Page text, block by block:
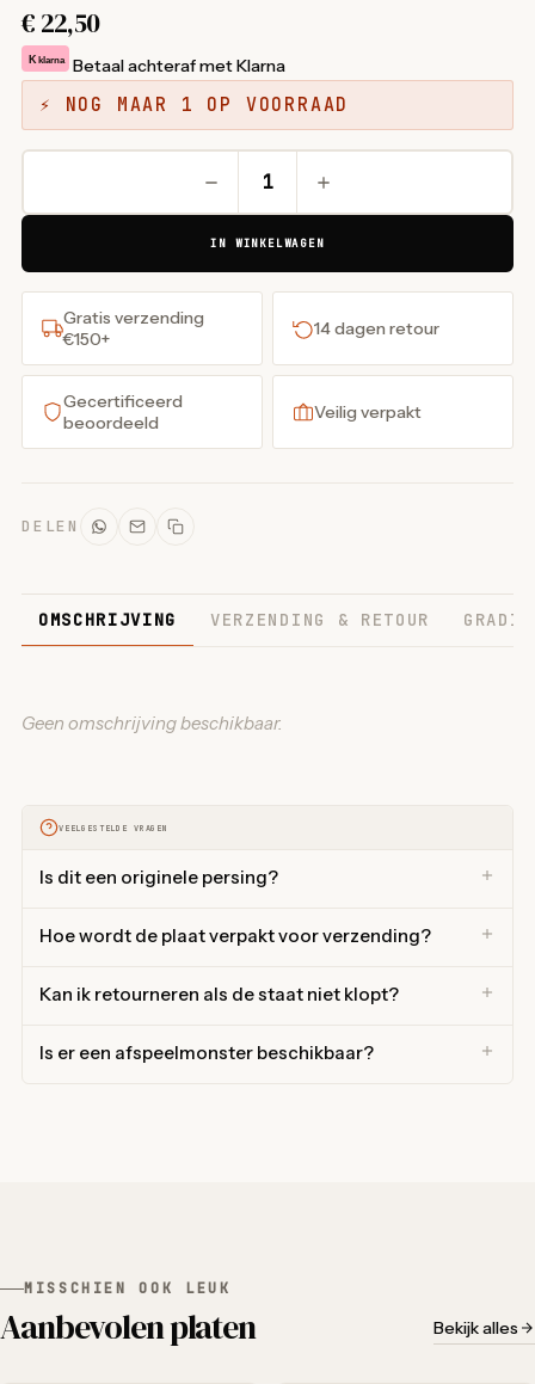
€ 22,50
K klarna Betaal achteraf met Klarna
⚡ NOG MAAR 1 OP VOORRAAD
IN WINKELWAGEN
Gratis verzending
€150+
14 dagen retour
Gecertificeerd
beoordeeld
Veilig verpakt
DELEN
OMSCHRIJVING VERZENDING & RETOUR
Geen omschrijving beschikbaar.
VEELGESTELDE VRAGEN
Is dit een originele persing?
Hoe wordt de plaat verpakt voor verzending?
Kan ik retourneren als de staat niet klopt?
Is er een afspeelmonster beschikbaar?
MISSCHIEN OOK LEUK
Aanbevolen platen Bekijk alles